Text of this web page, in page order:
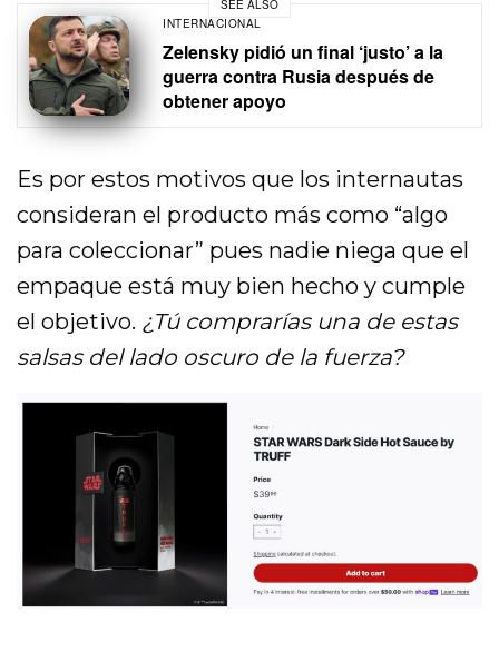
SEE ALSO
INTERNACIONAL
Zelensky pidió un final ‘justo’ a la
guerra contra Rusia después de
obtener apoyo
Es por estos motivos que los internautas
consideran el producto más como “algo
para coleccionar” pues nadie niega que el
empaque está muy bien hecho y cumple
el objetivo. ¿Tú comprarías una de estas
salsas del lado oscuro de la fuerza?